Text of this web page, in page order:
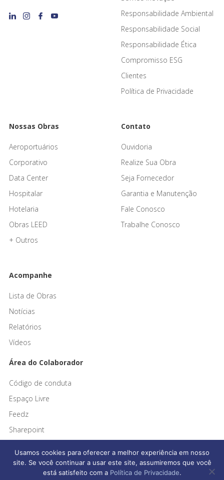
Responsabilidade Ambiental
Responsabilidade Social
Responsabilidade Ética
Compromisso ESG
Clientes
Política de Privacidade
Nossas Obras
Aeroportuários
Corporativo
Data Center
Hospitalar
Hotelaria
Obras LEED
+ Outros
Contato
Ouvidoria
Realize Sua Obra
Seja Fornecedor
Garantia e Manutenção
Fale Conosco
Trabalhe Conosco
Acompanhe
Lista de Obras
Notícias
Relatórios
Vídeos
Área do Colaborador
Código de conduta
Espaço Livre
Feedz
Sharepoint
Usamos cookies para oferecer a melhor experiência em nosso
site. Se você continuar a usar este site, assumiremos que você
está satisfeito com a Política de Privacidade.